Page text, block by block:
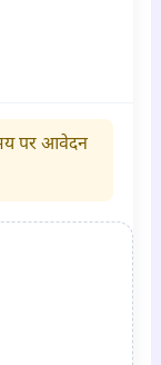
पर आवेदन